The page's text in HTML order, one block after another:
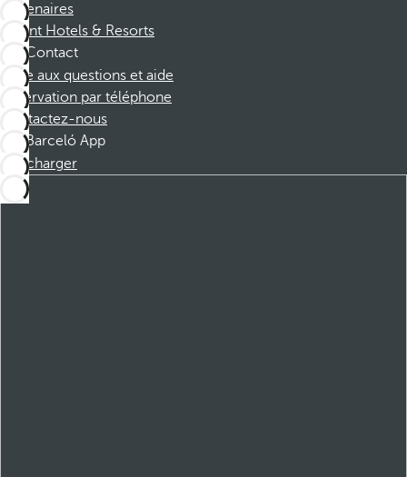
Partenaires
Dorint Hotels & Resorts
Contact
Foire aux questions et aide
Réservation par téléphone
Contactez-nous
Barceló App
Télécharger